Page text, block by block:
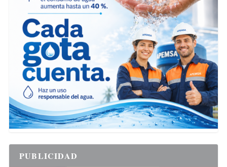
PUBLICIDAD